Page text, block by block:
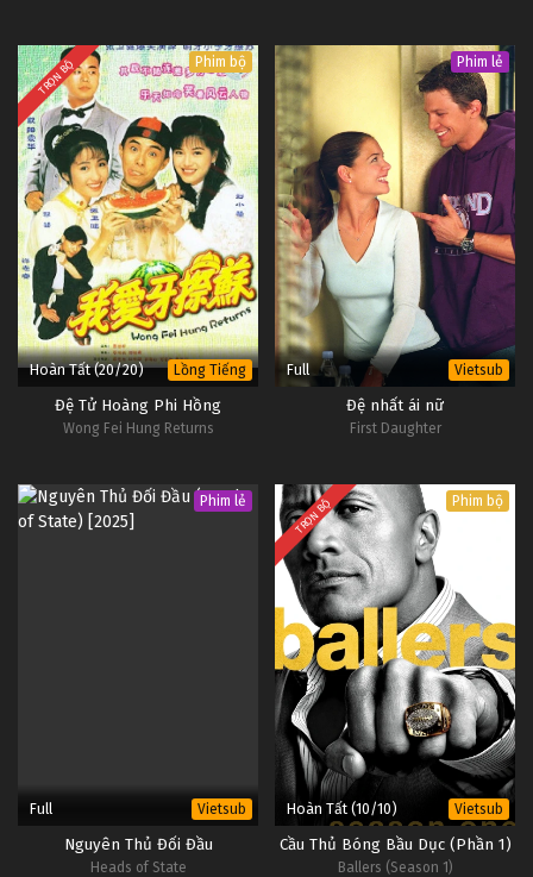
TRỌN BỘ Phim bộ
Hoàn Tất (20/20) Lồng Tiếng
Đệ Tử Hoàng Phi Hồng
Wong Fei Hung Returns
Phim lẻ
Full Vietsub
Đệ nhất ái nữ
First Daughter
Phim lẻ
Full Vietsub
Nguyên Thủ Đối Đầu
Heads of State
TRỌN BỘ Phim bộ
Hoàn Tất (10/10) Vietsub
Cầu Thủ Bóng Bầu Dục (Phần 1)
Ballers (Season 1)